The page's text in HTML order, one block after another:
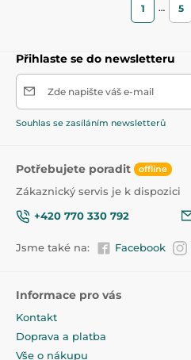
1 … 5
Přihlaste se do newsletteru
Zde napište váš e-mail
Souhlas se zasíláním newsletterů
Potřebujete poradit offline
Zákaznický servis je k dispozici
+420 770 330 792
Jsme také na: Facebook
Informace pro vás
Kontakt
Doprava a platba
Vše o nákupu